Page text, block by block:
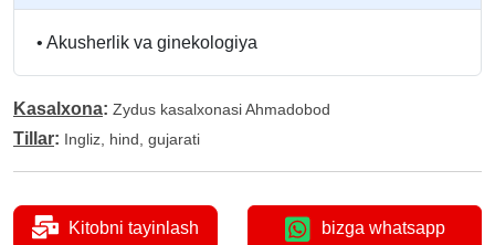
• Akusherlik va ginekologiya
Kasalxona: Zydus kasalxonasi Ahmadobod
Tillar: Ingliz, hind, gujarati
Kitobni tayinlash bizga whatsapp